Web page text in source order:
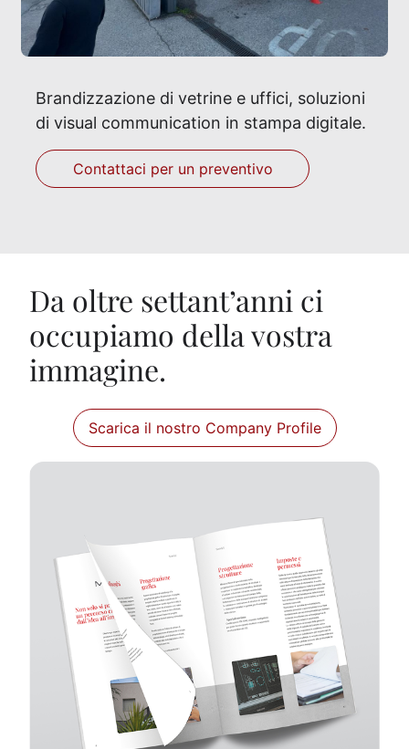
Brandizzazione di vetrine e uffici, soluzioni
di visual communication in stampa digitale.
Contattaci per un preventivo
Da oltre settant’anni ci
occupiamo della vostra
immagine.
Scarica il nostro Company Profile